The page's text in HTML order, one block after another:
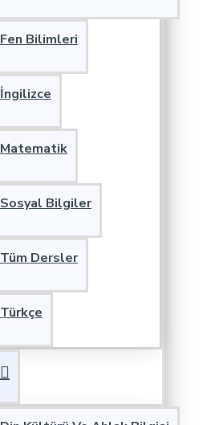
Fen Bilimleri
İngilizce
Matematik
Sosyal Bilgiler
Tüm Dersler
Türkçe